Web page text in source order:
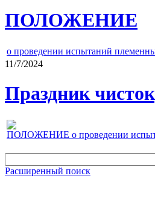
ПОЛОЖЕНИЕ
о проведении испытаний
11/7/2024
Праздник
ПОЛОЖЕНИЕ о проведении
Расширенный поиск